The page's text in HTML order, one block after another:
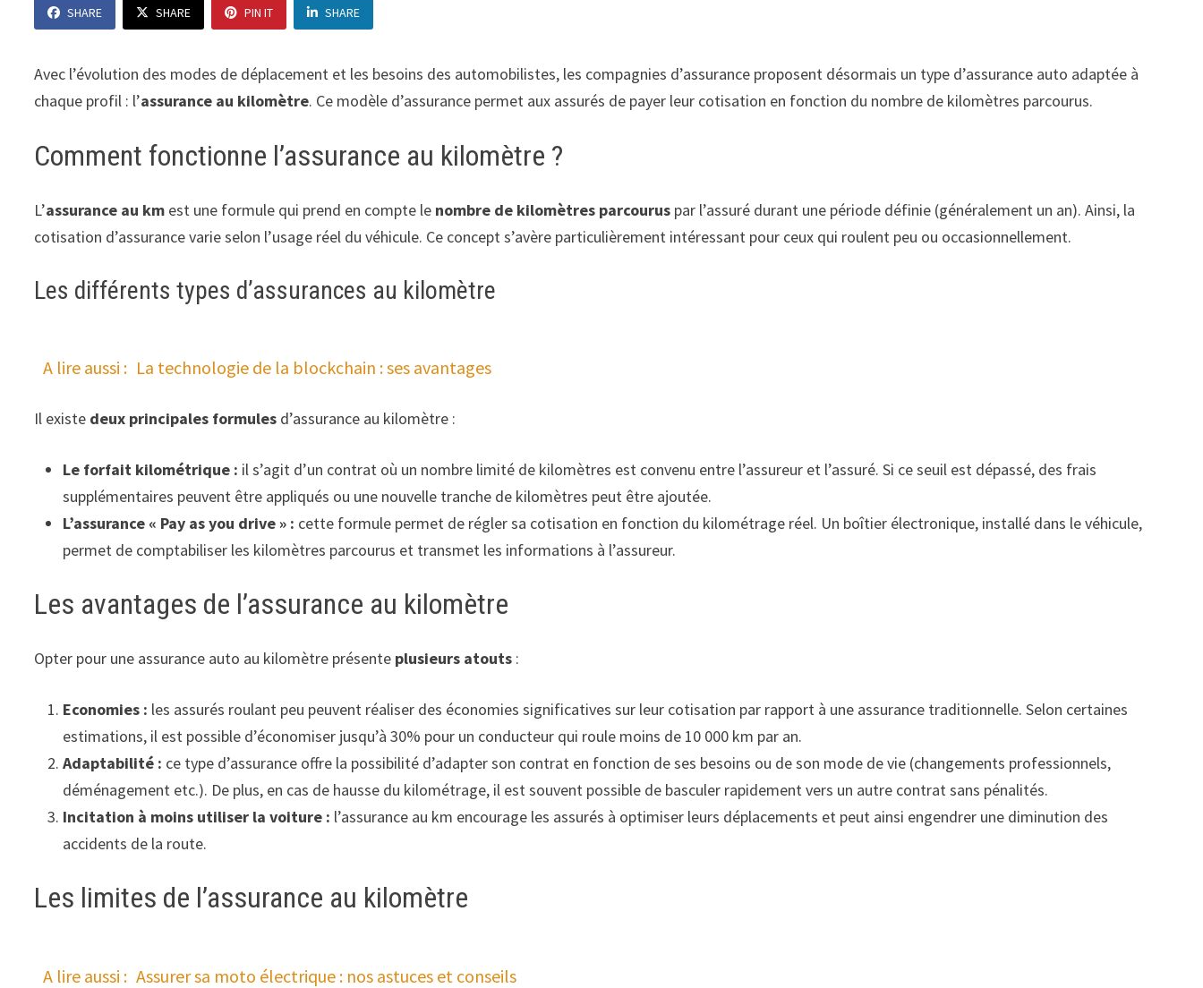
SHARE SHARE PIN IT SHARE
Avec l’évolution des modes de déplacement et les besoins des automobilistes, les compagnies d’assurance proposent désormais un type d’assurance auto adaptée à
chaque profil : l’assurance au kilomètre. Ce modèle d’assurance permet aux assurés de payer leur cotisation en fonction du nombre de kilomètres parcourus.
Comment fonctionne l’assurance au kilomètre ?
L’assurance au km est une formule qui prend en compte le nombre de kilomètres parcourus par l’assuré durant une période définie (généralement un an). Ainsi, la
cotisation d’assurance varie selon l’usage réel du véhicule. Ce concept s’avère particulièrement intéressant pour ceux qui roulent peu ou occasionnellement.
Les différents types d’assurances au kilomètre
A lire aussi : La technologie de la blockchain : ses avantages
Il existe deux principales formules d’assurance au kilomètre :
Le forfait kilométrique : il s’agit d’un contrat où un nombre limité de kilomètres est convenu entre l’assureur et l’assuré. Si ce seuil est dépassé, des frais
supplémentaires peuvent être appliqués ou une nouvelle tranche de kilomètres peut être ajoutée.
L’assurance « Pay as you drive » : cette formule permet de régler sa cotisation en fonction du kilométrage réel. Un boîtier électronique, installé dans le véhicule,
permet de comptabiliser les kilomètres parcourus et transmet les informations à l’assureur.
Les avantages de l’assurance au kilomètre
Opter pour une assurance auto au kilomètre présente plusieurs atouts :
Economies : les assurés roulant peu peuvent réaliser des économies significatives sur leur cotisation par rapport à une assurance traditionnelle. Selon certaines
estimations, il est possible d’économiser jusqu’à 30% pour un conducteur qui roule moins de 10 000 km par an.
Adaptabilité : ce type d’assurance offre la possibilité d’adapter son contrat en fonction de ses besoins ou de son mode de vie (changements professionnels,
déménagement etc.). De plus, en cas de hausse du kilométrage, il est souvent possible de basculer rapidement vers un autre contrat sans pénalités.
Incitation à moins utiliser la voiture : l’assurance au km encourage les assurés à optimiser leurs déplacements et peut ainsi engendrer une diminution des
accidents de la route.
Les limites de l’assurance au kilomètre
A lire aussi : Assurer sa moto électrique : nos astuces et conseils